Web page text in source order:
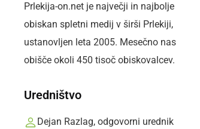
PETEK, 7. AVGUST 2026 Sledite nam:
Prlekija-on.net je največji in najbolje
obiskan spletni medij v širši Prlekiji,
ustanovljen leta 2005. Mesečno nas
obišče okoli 450 tisoč obiskovalcev.
Uredništvo
Dejan Razlag, odgovorni urednik